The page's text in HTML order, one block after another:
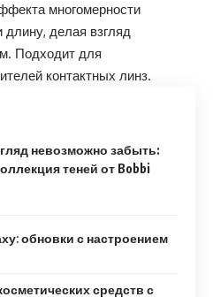
многомерности
делая взгляд
Подходит для
контактных линз.
невозможно забыть:
теней от Bobbi
обновки с настроением
средств с